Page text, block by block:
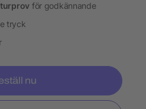
för godkännande
tryck
nu